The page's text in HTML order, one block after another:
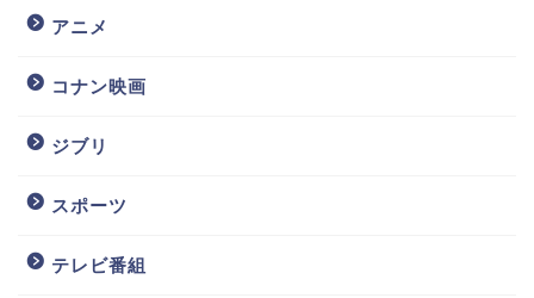
アニメ
コナン映画
ジブリ
スポーツ
テレビ番組